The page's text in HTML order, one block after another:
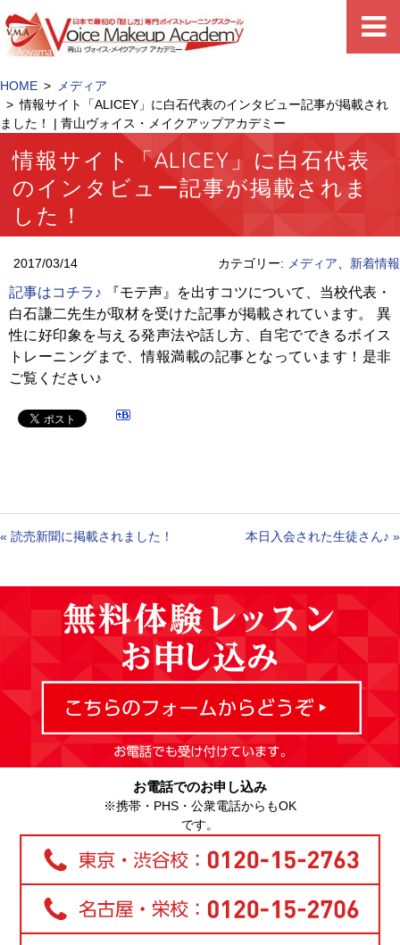
HOME
メディア
情報サイト「ALICEY」に白石代表のインタビュー記事が掲載され
ました！ | 青山ヴォイス・メイクアップアカデミー
情報サイト「ALICEY」に白石代表
のインタビュー記事が掲載されま
した！
2017/03/14 カテゴリー: メディア、 新着情報
記事はコチラ♪ 『モテ声』を出すコツについて、当校代表・
白石謙二先生が取材を受けた記事が掲載されています。 異
性に好印象を与える発声法や話し方、自宅でできるボイス
トレーニングまで、情報満載の記事となっています！是非
ご覧ください♪
« 読売新聞に掲載されました！ 本日入会された生徒さん♪ »
お電話でのお申し込み
※携帯・PHS・公衆電話からもOK
です。